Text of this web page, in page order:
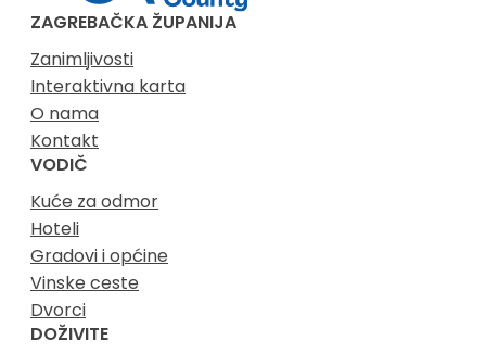
ZAGREBAČKA ŽUPANIJA
Zanimljivosti
Interaktivna karta
O nama
Kontakt
VODIČ
Kuće za odmor
Hoteli
Gradovi i općine
Vinske ceste
Dvorci
DOŽIVITE